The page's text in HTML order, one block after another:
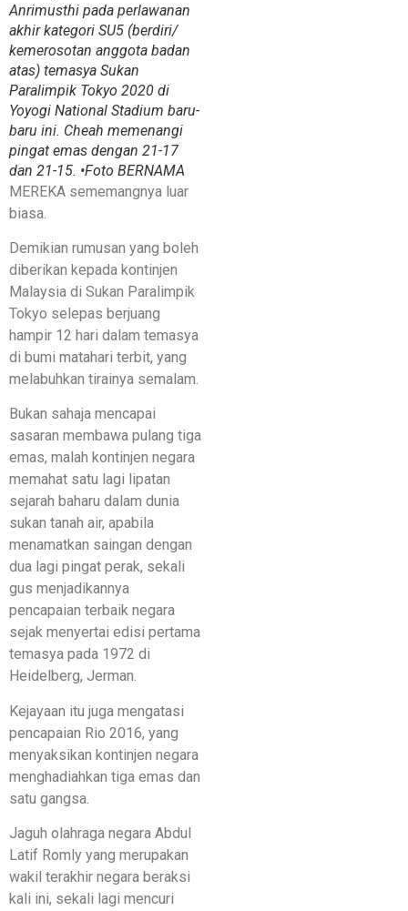
Anrimusthi pada perlawanan
akhir kategori SU5 (berdiri/
kemerosotan anggota badan
atas) temasya Sukan
Paralimpik Tokyo 2020 di
Yoyogi National Stadium baru-
baru ini. Cheah memenangi
pingat emas dengan 21-17
dan 21-15. •Foto BERNAMA
MEREKA sememangnya luar
biasa.
Demikian rumusan yang boleh
diberikan kepada kontinjen
Malaysia di Sukan Paralimpik
Tokyo selepas berjuang
hampir 12 hari dalam temasya
di bumi matahari terbit, yang
melabuhkan tirainya semalam.
Bukan sahaja mencapai
sasaran membawa pulang tiga
emas, malah kontinjen negara
memahat satu lagi lipatan
sejarah baharu dalam dunia
sukan tanah air, apabila
menamatkan saingan dengan
dua lagi pingat perak, sekali
gus menjadikannya
pencapaian terbaik negara
sejak menyertai edisi pertama
temasya pada 1972 di
Heidelberg, Jerman.
Kejayaan itu juga mengatasi
pencapaian Rio 2016, yang
menyaksikan kontinjen negara
menghadiahkan tiga emas dan
satu gangsa.
Jaguh olahraga negara Abdul
Latif Romly yang merupakan
wakil terakhir negara beraksi
kali ini, sekali lagi mencuri